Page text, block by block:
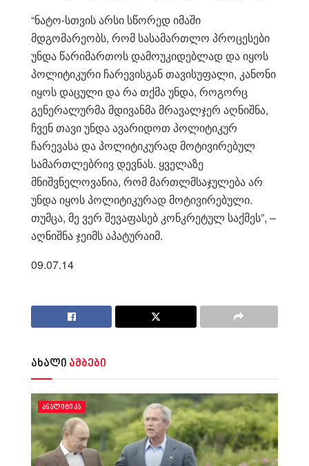
“ნატო-სთვის არსი სწორედ იმაში
მდგომარეობს, რომ სასამართლო პროცესები
უნდა წარიმართოს დამოუკიდებლად და იყოს
პოლიტიკური ჩარევისგან თავისუფალი, კანონი
იყოს დაცული და რა თქმა უნდა, როგორც
გენერალურმა მდივანმა მრავალჯერ აღნიშნა,
ჩვენ თავი უნდა ავარიდოთ პოლიტიკურ
ჩარევასა და პოლიტიკურად მოტივირებულ
სამართლებრივ დევნას. ყველაზე
მნიშვნელოვანია, რომ მართლმსაჯულება არ
უნდა იყოს პოლიტიკურად მოტივირებული.
თუმცა, მე ვერ შევაფასებ კონკრეტულ საქმეს”, –
აღნიშნა ჯეიმს აპატურაიმ.
09.07.14
ახალი ამბები
ᲐᲜᲐᲚᲘᲢᲘᲙᲐ